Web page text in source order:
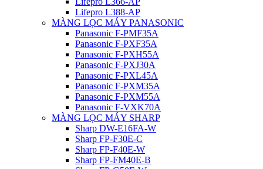
Lifepro L388-AP
MÀNG LỌC MÁY PANASONIC
Panasonic F-PMF35A
Panasonic F-PXF35A
Panasonic F-PXH55A
Panasonic F-PXJ30A
Panasonic F-PXL45A
Panasonic F-PXM35A
Panasonic F-PXM55A
Panasonic F-VXK70A
MÀNG LỌC MÁY SHARP
Sharp DW-E16FA-W
Sharp FP-F30E-C
Sharp FP-F40E-W
Sharp FP-FM40E-B